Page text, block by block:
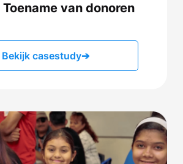
Toename van donoren
Bekijk casestudy➔